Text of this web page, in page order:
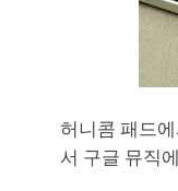
허니콤 패드
서 구글 뮤직